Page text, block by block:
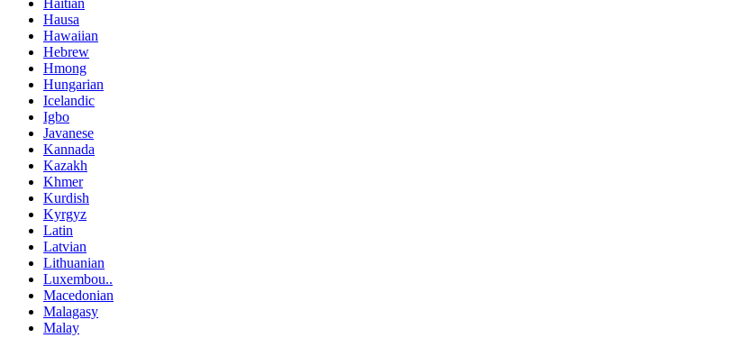
Haitian
Hausa
Hawaiian
Hebrew
Hmong
Hungarian
Icelandic
Igbo
Javanese
Kannada
Kazakh
Khmer
Kurdish
Kyrgyz
Latin
Latvian
Lithuanian
Luxembou..
Macedonian
Malagasy
Malay